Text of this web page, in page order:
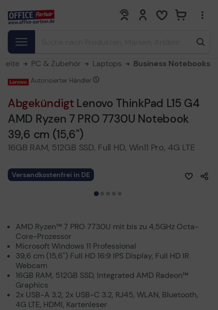
0 0
PC & Zubehör Laptops Business Notebooks
AbgekündigtLenovo ThinkPad L15 G4
AMD Ryzen 7 PRO 7730U Notebook
39,6 cm (15,6")
16GB RAM, 512GB SSD, Full HD, Win11 Pro, 4G LTE
Autorisierter Händler
Versandkostenfrei in DE
AMD Ryzen™ 7 PRO 7730U mit bis zu 4,5GHz Octa-
Core-Prozessor
Microsoft Windows 11 Professional
39,6 cm (15,6") Full HD 16:9 IPS Display, Full HD IR
Webcam
16GB RAM, 512GB SSD, Integrated AMD Radeon™
Graphics
2x USB-A 3.2, 2x USB-C 3.2, RJ45, WLAN, Bluetooth,
4G LTE, HDMI, Kartenleser